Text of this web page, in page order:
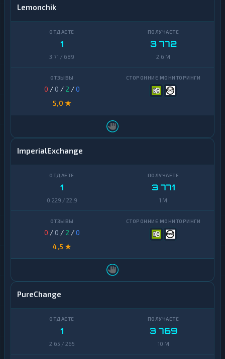
Lemonchik
1
3,71 / 689
3 772
2,6 M
0 / 0 / 2 /0
5,0 ★
ImperialExchange
1
0,229 / 22,9
3 771
1 M
0 / 0 / 2 /0
4,5 ★
PureChange
1
2,65 / 265
3 769
10 M